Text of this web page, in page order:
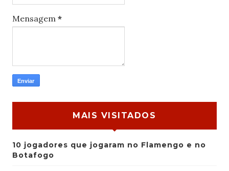
Mensagem *
MAIS VISITADOS
10 jogadores que jogaram no Flamengo e no
Botafogo